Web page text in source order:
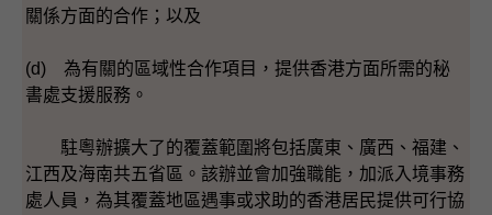
關係方面的合作；以及
(d) 為有關的區域性合作項目，提供香港方面所需的秘
書處支援服務。
駐粵辦擴大了的覆蓋範圍將包括廣東、廣西、福建、
江西及海南共五省區。該辦並會加強職能，加派入境事務
處人員，為其覆蓋地區遇事或求助的香港居民提供可行協